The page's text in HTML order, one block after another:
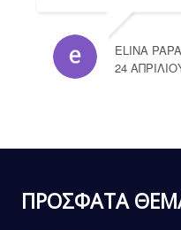
ELINA
24
ΠΡΟΣΦΑΤΑ